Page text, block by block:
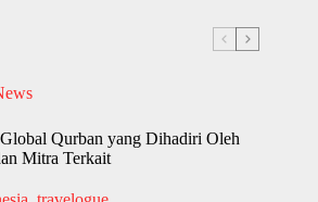
Qurban yang Dihadiri Oleh
Mitra Terkait